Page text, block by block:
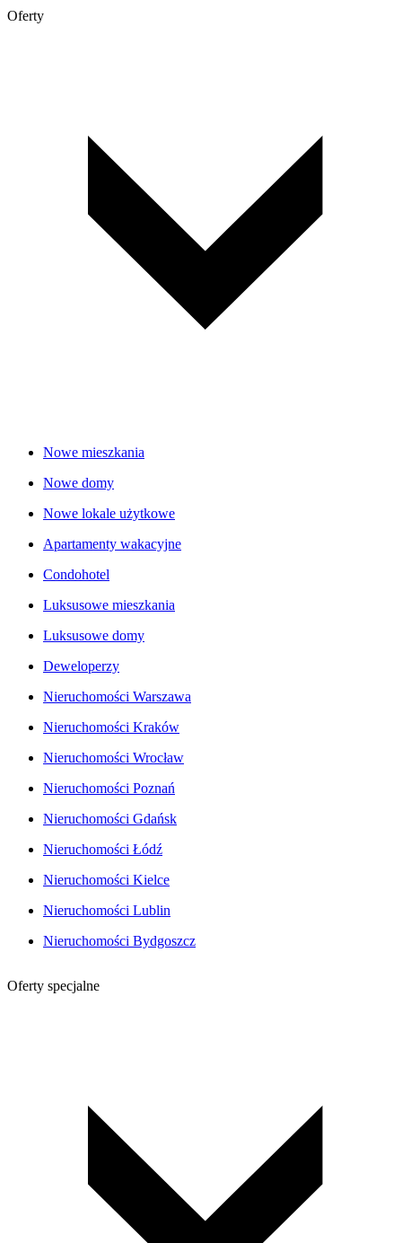
Oferty
Nowe mieszkania
Nowe domy
Nowe lokale użytkowe
Apartamenty wakacyjne
Condohotel
Luksusowe mieszkania
Luksusowe domy
Deweloperzy
Nieruchomości Warszawa
Nieruchomości Kraków
Nieruchomości Wrocław
Nieruchomości Poznań
Nieruchomości Gdańsk
Nieruchomości Łódź
Nieruchomości Kielce
Nieruchomości Lublin
Nieruchomości Bydgoszcz
Oferty specjalne